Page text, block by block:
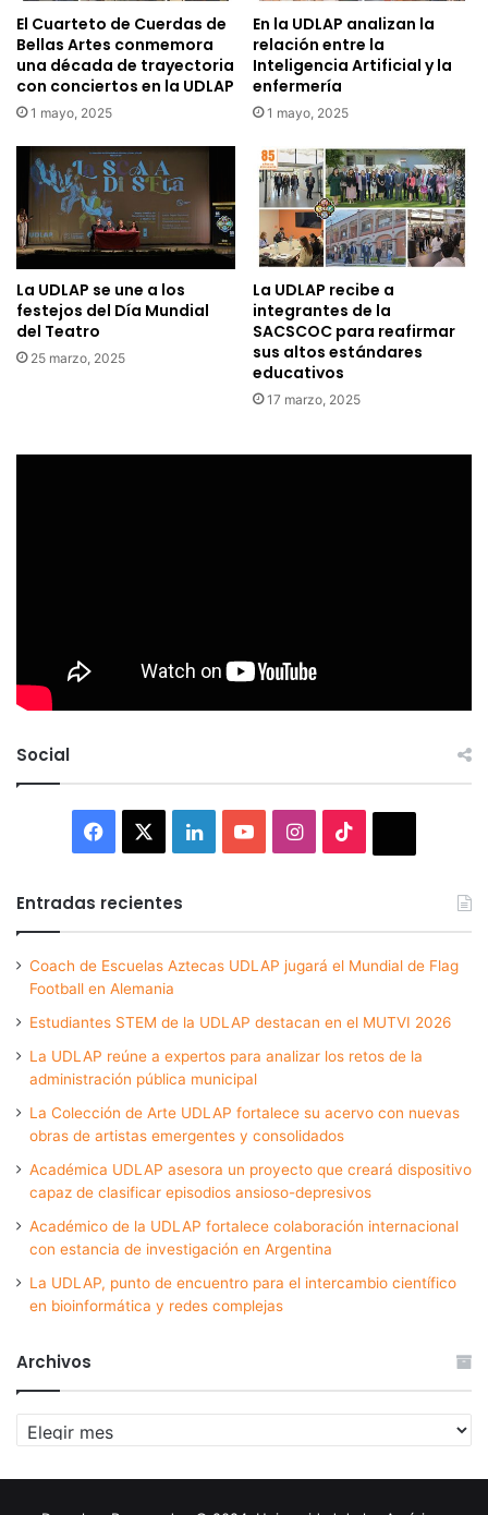
El Cuarteto de Cuerdas de
Bellas Artes conmemora
una década de trayectoria
con conciertos en la UDLAP
1 mayo, 2025
En la UDLAP analizan la
relación entre la
Inteligencia Artificial y la
enfermería
1 mayo, 2025
La UDLAP se une a los
festejos del Día Mundial
del Teatro
25 marzo, 2025
La UDLAP recibe a
integrantes de la
SACSCOC para reafirmar
sus altos estándares
educativos
17 marzo, 2025
Social
Facebook LinkedInYouTubeInstagram
Entradas recientes
Coach de Escuelas Aztecas UDLAP jugará el Mundial de Flag
Football en Alemania
Estudiantes STEM de la UDLAP destacan en el MUTVI 2026
La UDLAP reúne a expertos para analizar los retos de la
administración pública municipal
La Colección de Arte UDLAP fortalece su acervo con nuevas
obras de artistas emergentes y consolidados
Académica UDLAP asesora un proyecto que creará dispositivo
capaz de clasificar episodios ansioso-depresivos
Académico de la UDLAP fortalece colaboración internacional
con estancia de investigación en Argentina
La UDLAP, punto de encuentro para el intercambio científico
en bioinformática y redes complejas
Archivos
Archivos